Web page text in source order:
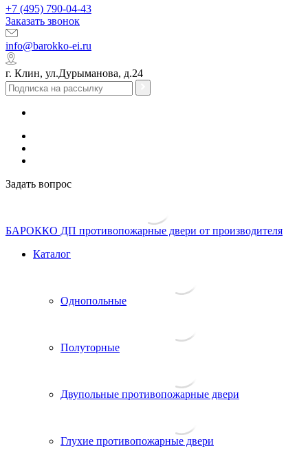
+7 (495) 790-04-43
Заказать звонок
info@barokko-ei.ru
г. Клин, ул.Дурыманова, д.24
Задать вопрос
БАРОККО ДП противопожарные двери от производителя
Каталог
Однопольные
Полуторные
Двупольные противопожарные двери
Глухие противопожарные двери